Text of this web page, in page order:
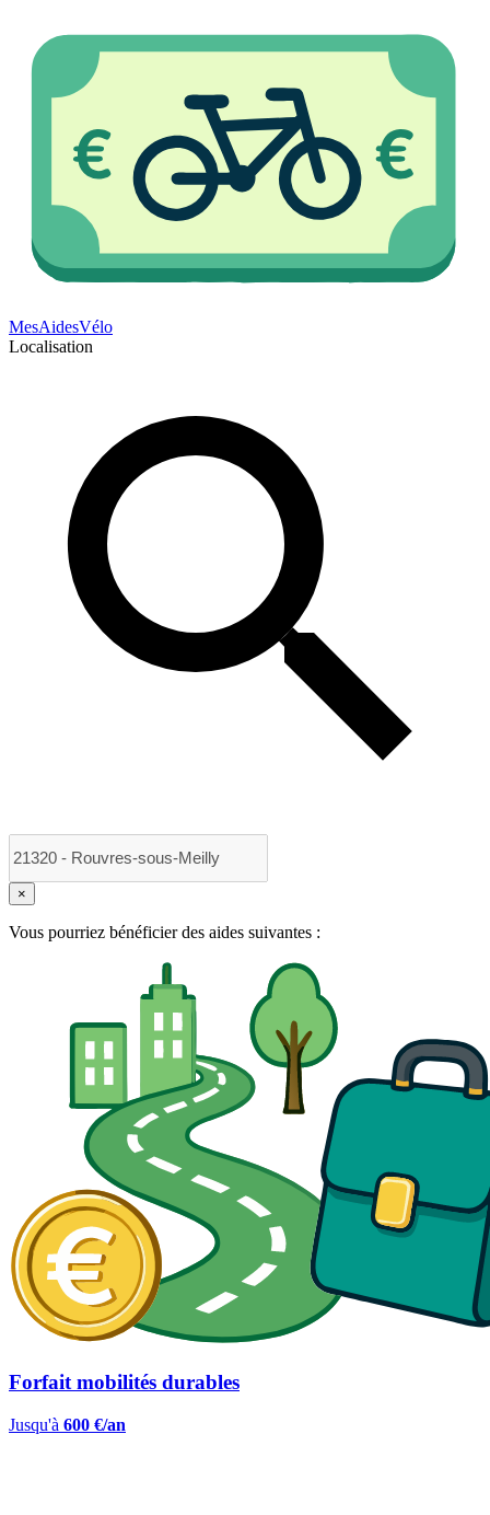
MesAidesVélo
Localisation
×
Vous pourriez bénéficier des aides suivantes :
Forfait mobilités durables
Jusqu'à 600 €/an